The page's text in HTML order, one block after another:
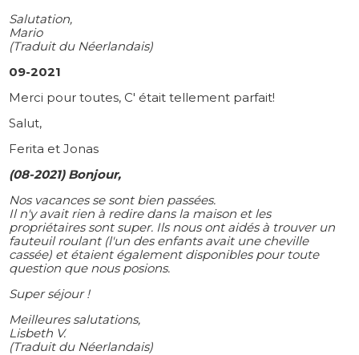
Salutation,
Mario
(Traduit du Néerlandais)
09-2021
Merci pour toutes, C' était tellement parfait!
Salut,
Ferita et Jonas
(08-2021) Bonjour,
Nos vacances se sont bien passées.
Il n'y avait rien à redire dans la maison et les
propriétaires sont super. Ils nous ont aidés à trouver un
fauteuil roulant (l'un des enfants avait une cheville
cassée) et étaient également disponibles pour toute
question que nous posions.
Super séjour !
Meilleures salutations,
Lisbeth V.
(Traduit du Néerlandais)